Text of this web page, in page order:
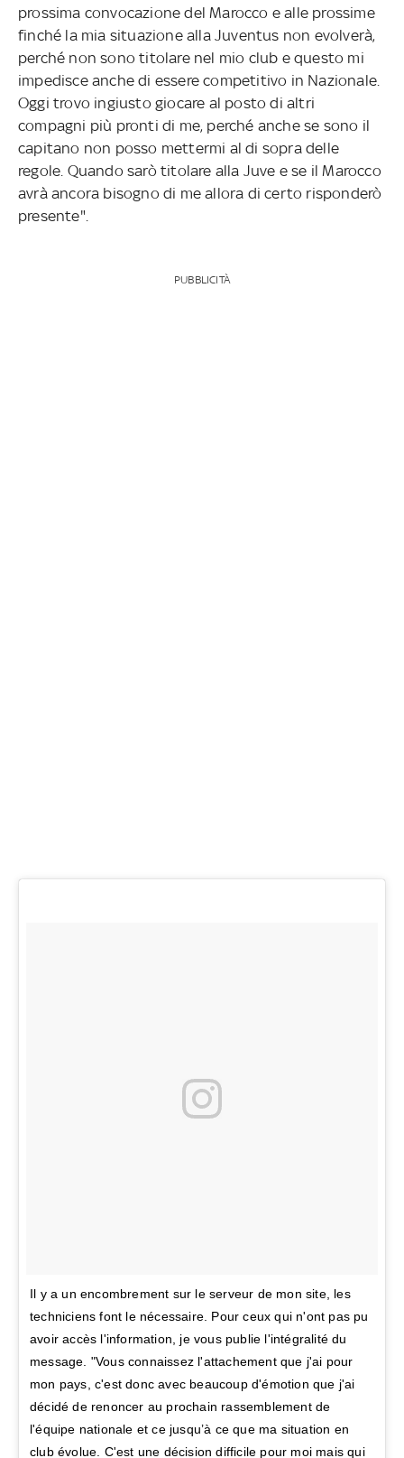
prossima convocazione del Marocco e alle prossime
finché la mia situazione alla Juventus non evolverà,
perché non sono titolare nel mio club e questo mi
impedisce anche di essere competitivo in Nazionale.
Oggi trovo ingiusto giocare al posto di altri
compagni più pronti di me, perché anche se sono il
capitano non posso mettermi al di sopra delle
regole. Quando sarò titolare alla Juve e se il Marocco
avrà ancora bisogno di me allora di certo risponderò
presente".
PUBBLICITÀ
Il y a un encombrement sur le serveur de mon site, les
techniciens font le nécessaire. Pour ceux qui n'ont pas pu
avoir accès l'information, je vous publie l'intégralité du
message. "Vous connaissez l'attachement que j'ai pour
mon pays, c'est donc avec beaucoup d'émotion que j'ai
décidé de renoncer au prochain rassemblement de
l'équipe nationale et ce jusqu’à ce que ma situation en
club évolue. C'est une décision difficile pour moi mais qui